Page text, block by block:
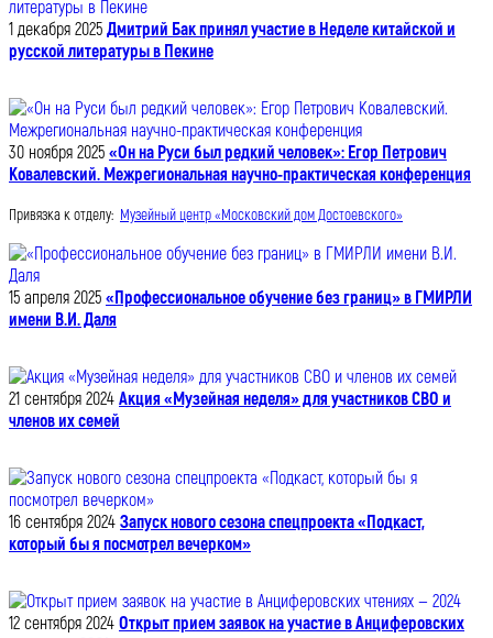
1 декабря 2025 Дмитрий Бак принял участие в Неделе китайской и
русской литературы в Пекине
30 ноября 2025 «Он на Руси был редкий человек»: Егор Петрович
Ковалевский. Межрегиональная научно-практическая конференция
Привязка к отделу: Музейный центр «Московский дом Достоевского»
15 апреля 2025 «Профессиональное обучение без границ» в ГМИРЛИ
имени В.И. Даля
21 сентября 2024 Акция «Музейная неделя» для участников СВО и
членов их семей
16 сентября 2024 Запуск нового сезона спецпроекта «Подкаст,
который бы я посмотрел вечерком»
12 сентября 2024 Открыт прием заявок на участие в Анциферовских